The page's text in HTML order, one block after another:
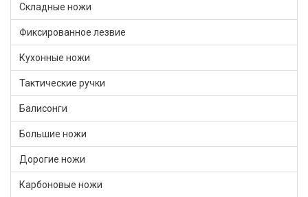
Складные ножи
Фиксированное лезвие
Кухонные ножи
Тактические ручки
Балисонги
Большие ножи
Дорогие ножи
Карбоновые ножи